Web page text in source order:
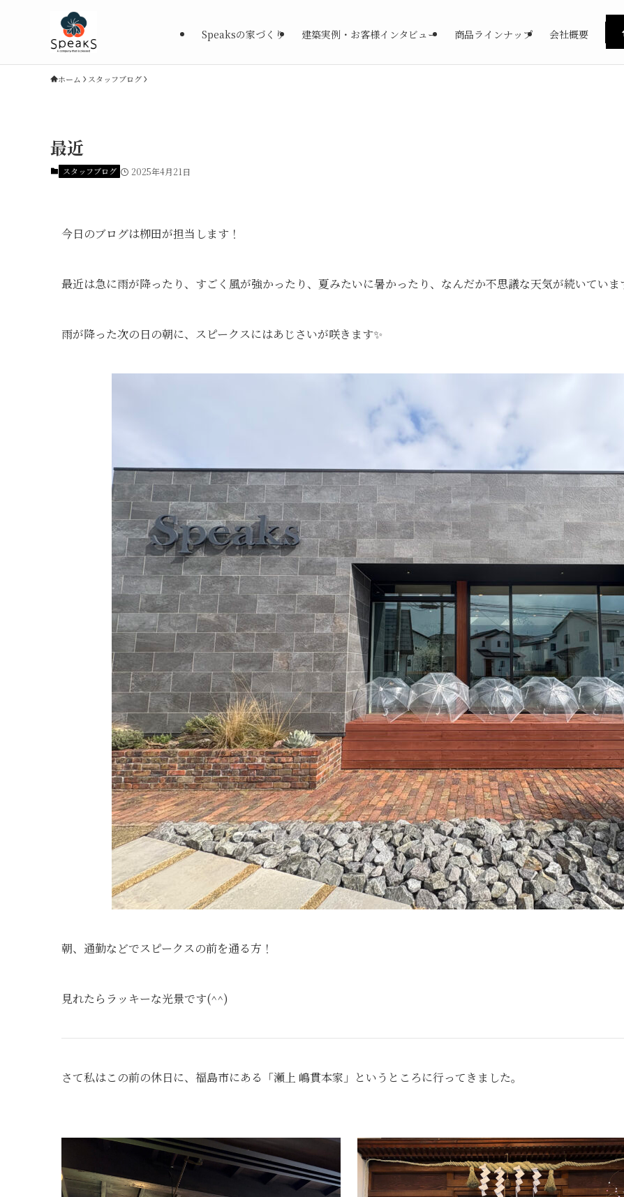
Speaksの家づくり 建築実例・お客様インタビュー 商品ラインナップ 会社概要
ホーム スタッフブログ
最近
スタッフブログ 2025年4月21日
今日のブログは栁田が担当します！
最近は急に雨が降ったり、すごく風が強かったり、夏みたいに暑かったり、なんだか不思議な天気が続いていま
雨が降った次の日の朝に、スピークスにはあじさいが咲きます✨
朝、通勤などでスピークスの前を通る方！
見れたらラッキーな光景です(^^)
さて私はこの前の休日に、福島市にある「瀬上 嶋貫本家」というところに行ってきました。